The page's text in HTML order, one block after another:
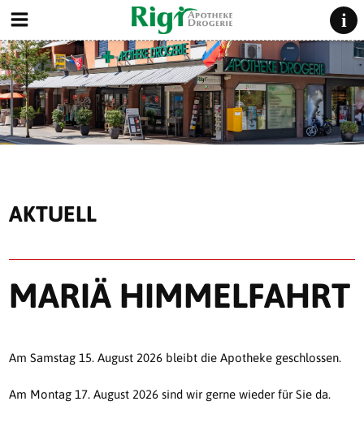
AKTUELL
MARIÄ HIMMELFAHRT
Am Samstag 15. August 2026 bleibt die Apotheke geschlossen.
Am Montag 17. August 2026 sind wir gerne wieder für Sie da.